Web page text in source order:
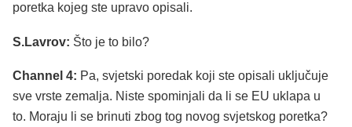
poretka kojeg ste upravo opisali.
S.Lavrov: Što je to bilo?
Channel 4: Pa, svjetski poredak koji ste opisali uključuje
sve vrste zemalja. Niste spominjali da li se EU uklapa u
to. Moraju li se brinuti zbog tog novog svjetskog poretka?